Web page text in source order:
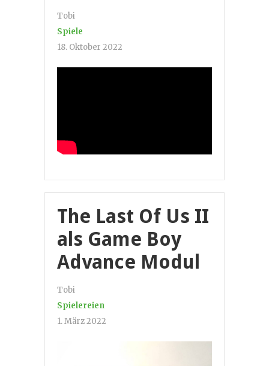
Tobi
Spiele
18. Oktober 2022
The Last Of Us II
als Game Boy
Advance Modul
Tobi
Spielereien
1. März 2022